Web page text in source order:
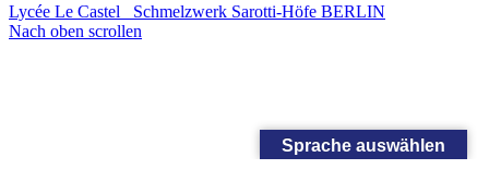
Lycée Le Castel
Schmelzwerk Sarotti-Höfe BERLIN
Sprache auswählen
Nach oben scrollen